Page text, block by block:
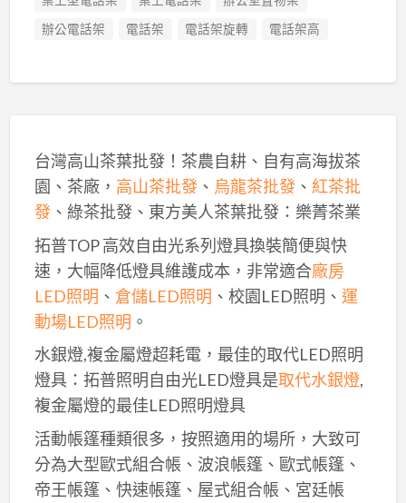
辦公電話架
電話架 電話架旋轉 電話架高
台灣高山茶葉批發！茶農自耕、自有高海拔茶
園、茶廠， 高山茶批發、 烏龍茶批發、 紅茶批
發、綠茶批發、東方美人茶葉批發：樂菁茶業
拓普TOP 高效自由光系列燈具換裝簡便與快
速，大幅降低燈具維護成本，非常適合廠房
LED照明 、 倉儲LED照明 、校園LED照明、 運
動場LED照明 。
水銀燈,複金屬燈超耗電，最佳的取代LED照明
燈具：拓普照明自由光LED燈具是取代水銀燈,
複金屬燈的最佳LED照明燈具
活動帳篷種類很多，按照適用的場所，大致可
分為大型歐式組合帳、波浪帳篷、歐式帳篷、
帝王帳篷、快速帳篷、屋式組合帳、宮廷帳